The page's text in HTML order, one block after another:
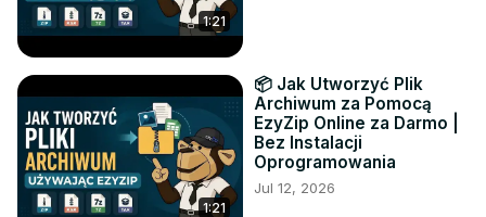
1:21
1:21
📦 Jak Utworzyć Plik
Archiwum za Pomocą
EzyZip Online za Darmo |
Bez Instalacji
Oprogramowania
Jul 12, 2026